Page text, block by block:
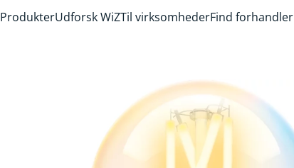
ProdukterUdforsk WiZTil virksomhederFind forhandler